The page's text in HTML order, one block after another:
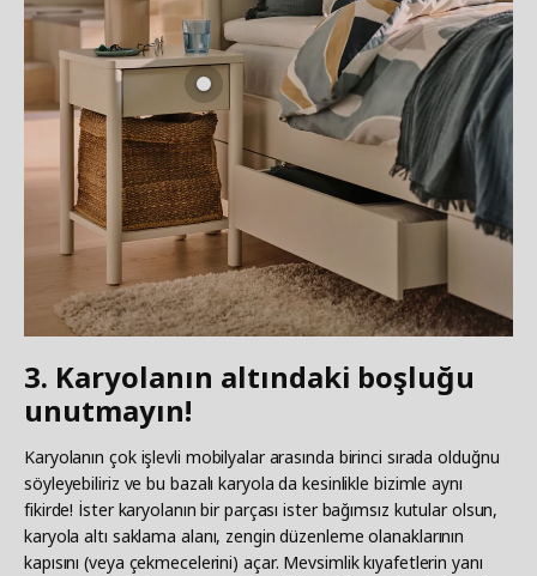
3. Karyolanın altındaki boşluğu
unutmayın!
Karyolanın çok işlevli mobilyalar arasında birinci sırada olduğnu
söyleyebiliriz ve bu bazalı karyola da kesinlikle bizimle aynı
fikirde! İster karyolanın bir parçası ister bağımsız kutular olsun,
karyola altı saklama alanı, zengin düzenleme olanaklarının
kapısını (veya çekmecelerini) açar. Mevsimlik kıyafetlerin yanı